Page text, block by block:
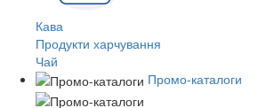
Кава
Продукти харчування
Чай
Промо-каталоги